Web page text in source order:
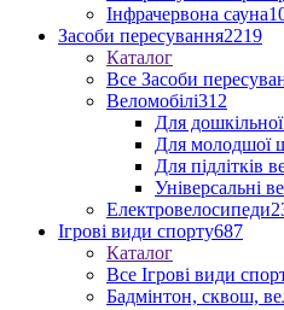
Інфрачервона сауна
Засоби пересування2219
Каталог
Все Засоби
Веломобілі312
Для
Для молодшої
Для підлітків
Універсальні
Електровелосипеди
Ігрові види спорту687
Каталог
Все Ігрові види
Бадмінтон, сквош,